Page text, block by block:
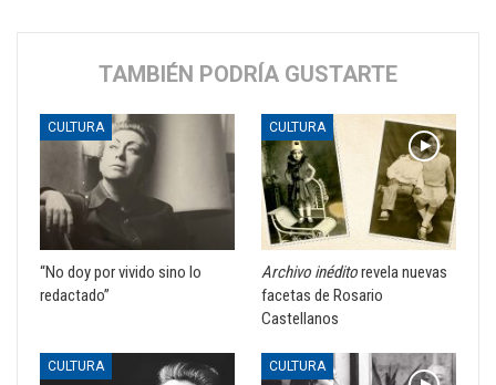
TAMBIÉN PODRÍA GUSTARTE
CULTURA
“No doy por vivido sino lo
redactado”
CULTURA
Archivo inéditorevela nuevas
facetas de Rosario
Castellanos
CULTURA CULTURA